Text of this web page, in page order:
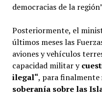
democracias de la
Posteriormente, el
últimos meses las
aviones y vehículos
capacidad militar y
ilegal“, para finalmente
soberanía sobre las